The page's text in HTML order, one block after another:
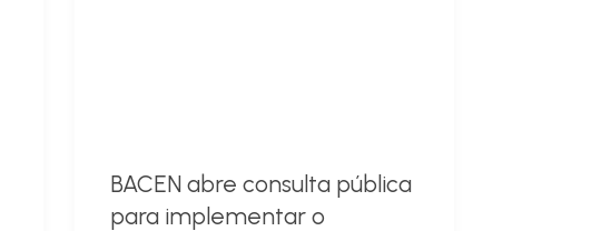
BACEN abre consulta pública
para implementar o